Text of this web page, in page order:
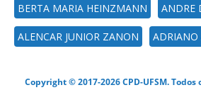
BERTA MARIA HEINZMANN ANDRE
ALENCAR JUNIOR ZANON ADRIANO
Copyright © 2017-2026 CPD-UFSM.